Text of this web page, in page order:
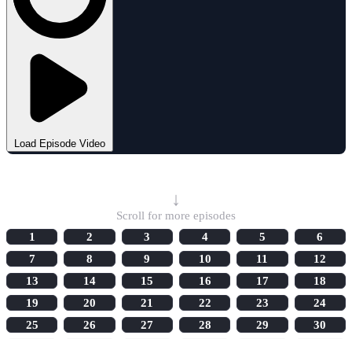
Load Episode Video
↓
Scroll for more episodes
1
2 3 4 5
6
7
8 9 10 11
12
13
14 15 16 17
18
19
20 21 22 23
24
25
26 27 28 29
30